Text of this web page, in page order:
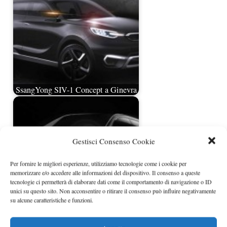
Gestisci Consenso Cookie
Per fornire le migliori esperienze, utilizziamo tecnologie come i cookie per
memorizzare e/o accedere alle informazioni del dispositivo. Il consenso a queste
tecnologie ci permetterà di elaborare dati come il comportamento di navigazione o ID
unici su questo sito. Non acconsentire o ritirare il consenso può influire negativamente
su alcune caratteristiche e funzioni.
SsangYong SIV-1 Concept a Ginevra
anteprima i render